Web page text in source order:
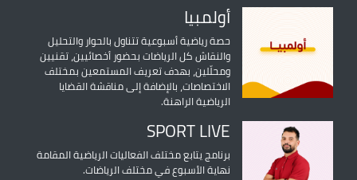
أولمبيا
حصة رياضية أسبوعية تتناول بالحوار والتحليل
والنقاش كل الرياضات بحضور أخصائيين، تقنيين
ومحلّلين، بهدف تعريف المستمعين بمختلف
الاختصاصات، بالإضافة إلى مناقشة القضايا
الرياضية الراهنة.
SPORT LIVE
برنامج يتابع مختلف الفعاليات الرياضية المقامة
نهاية الأسبوع في مختلف الرياضات.